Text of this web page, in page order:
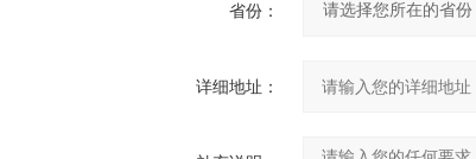
省份：
详细地址：